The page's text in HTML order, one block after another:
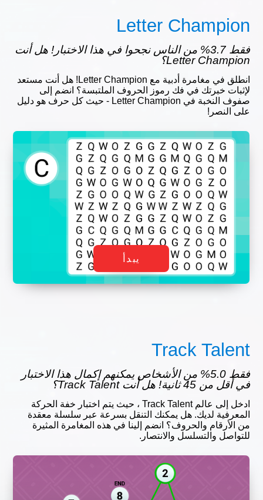
Letter Champion
فقط 3.7% من الناس نجحوا في هذا الاختبار! هل أنت
Letter Champion؟
انطلق في مغامرة أدبية مع Letter Champion! هل أنت مستعد
لإثبات خبرتك في فك رموز الحروف الملتبسة؟ انضم إلى
صفوف النخبة في Letter Champion - حيث كل حرف هو دليل
على النصر!
يبدأ
Track Talent
فقط 5.0% من الأشخاص يمكنهم إكمال هذا الاختبار
في أقل من 45 ثانية! هل أنت Track Talent؟
ادخل إلى عالم Track Talent ، حيث يتم اختبار خفة الحركة
المعرفية لديك. هل يمكنك التنقل بسرعة عبر سلسلة معقدة
من الأرقام والحروف؟ انضم إلينا في هذه المغامرة المثيرة
للتواصل والتسلسل والانتصار.